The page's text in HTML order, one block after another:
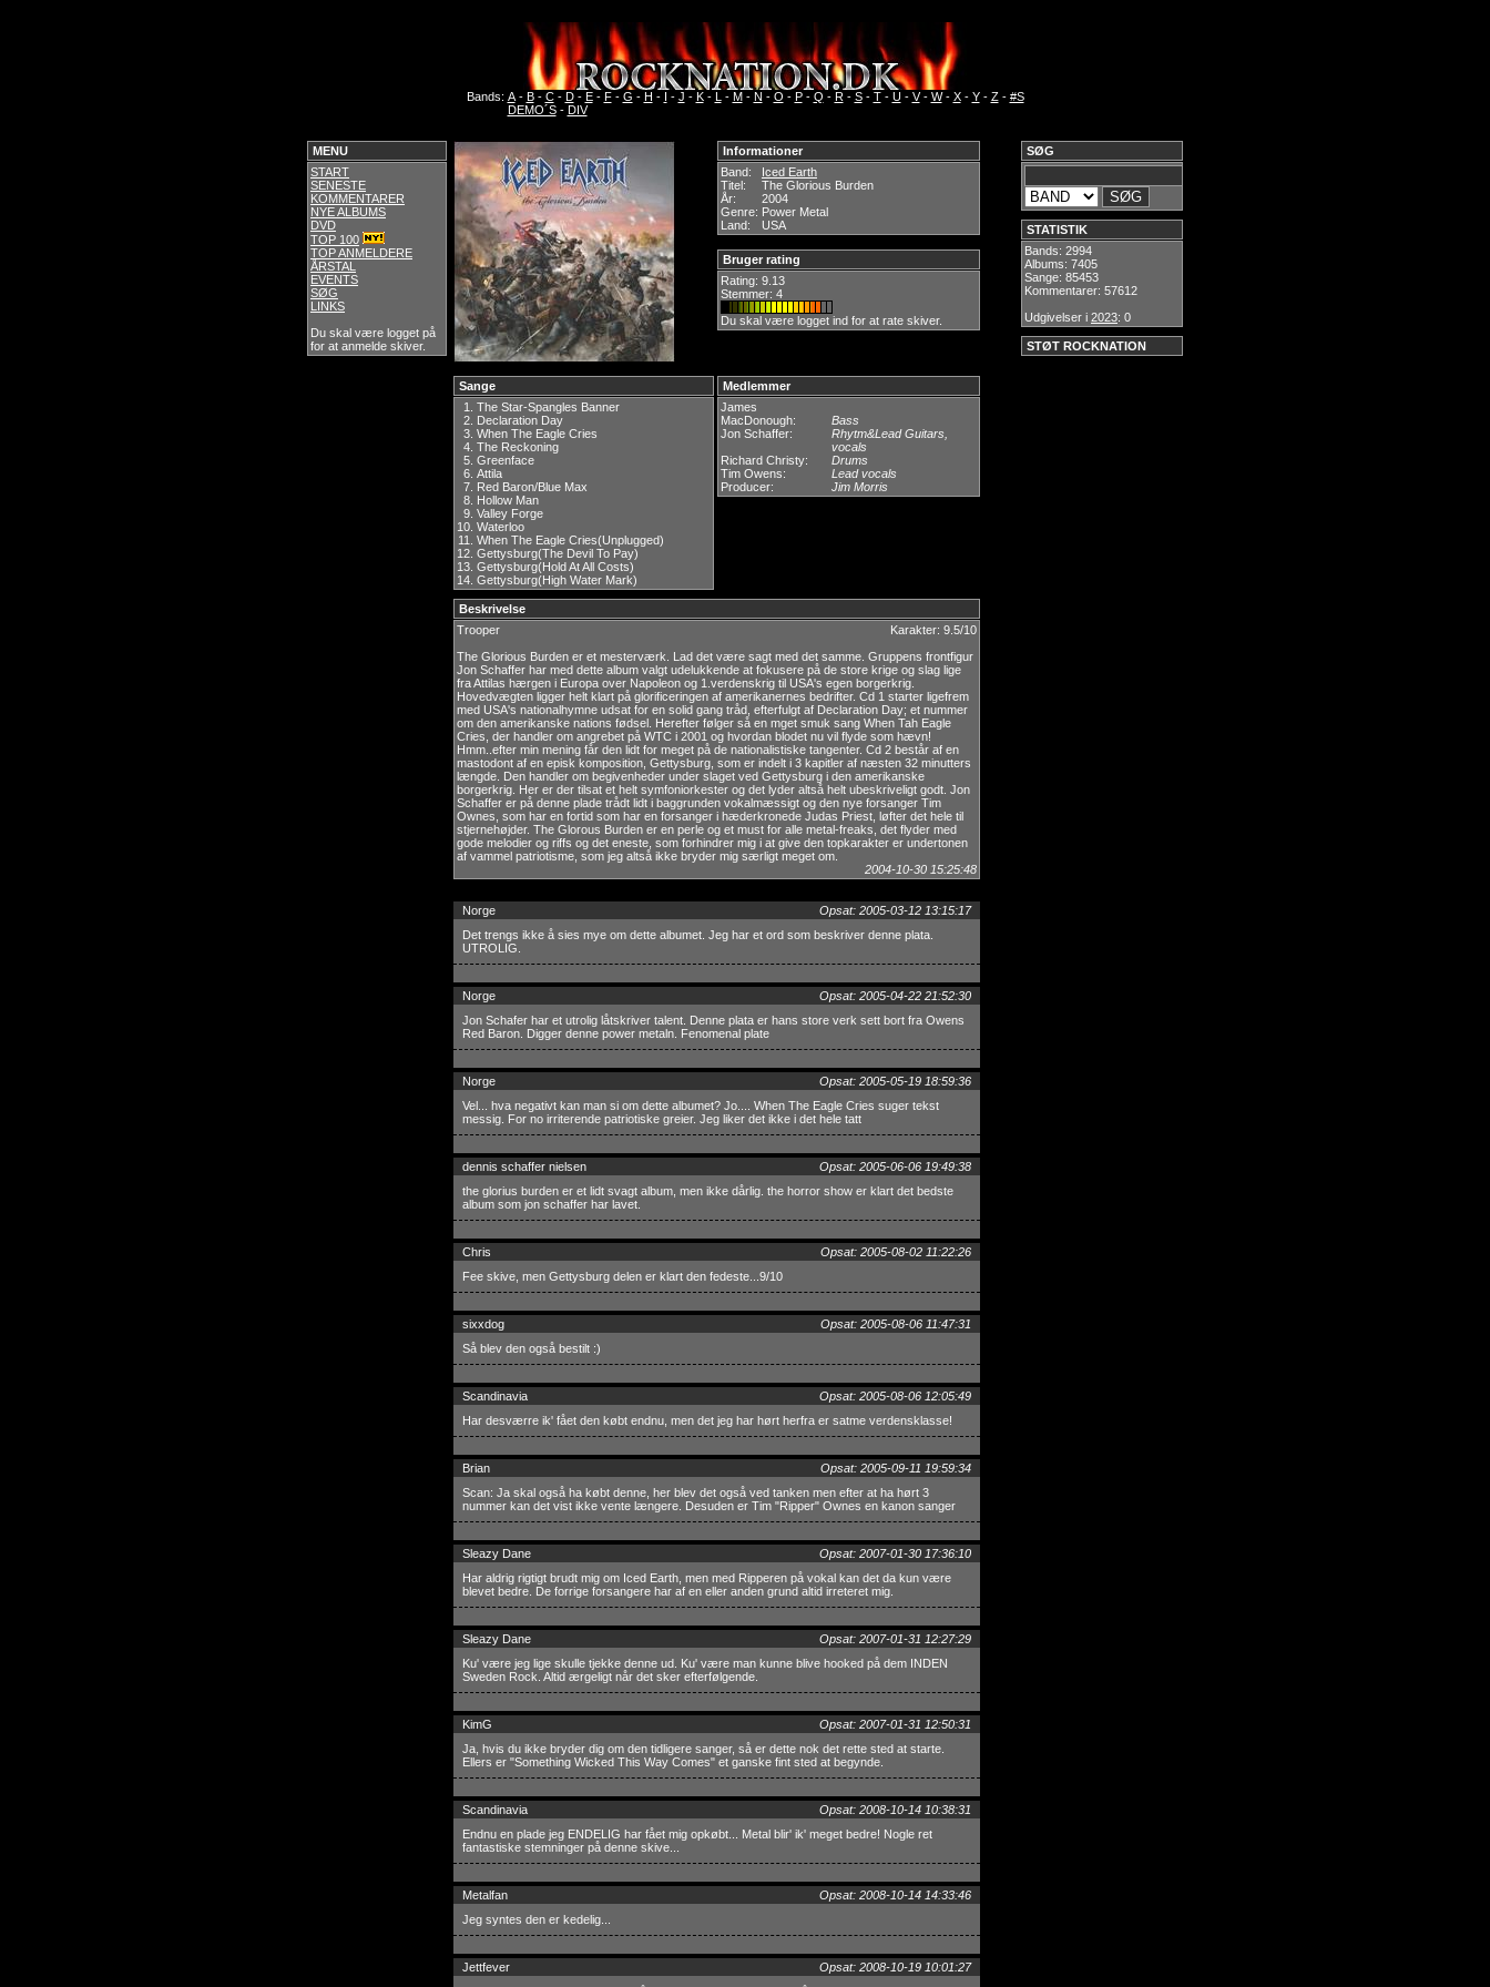
Bands: A- B- C- D- E- F- G - H - I - J - K- L - M- N - O - P- Q - R- S- T- U- V- W- X- Y- Z- #S
DEMO´S- DIV
MENU
START
SENESTE
KOMMENTARER
NYE ALBUMS
DVD
TOP 100
TOP ANMELDERE
ÅRSTAL
EVENTS
SØG
LINKS
Du skal være logget på
for at anmelde skiver.
SØG
STATISTIK
Bands: 2994
Albums: 7405
Sange: 85453
Kommentarer: 57612
Udgivelser i 2023: 0
STØT ROCKNATION
Informationer
Band:
Iced Earth
Titel:
The Glorious Burden
År:
2004
Genre: Power Metal
Land:
USA
Bruger rating
Rating: 9.13
Stemmer: 4
Du skal være logget ind for at rate skiver.
Sange
1. The Star-Spangles Banner
2. Declaration Day
3. When The Eagle Cries
4. The Reckoning
5. Greenface
6. Attila
7. Red Baron/Blue Max
8. Hollow Man
9. Valley Forge
10. Waterloo
11. When The Eagle Cries(Unplugged)
12. Gettysburg(The Devil To Pay)
13. Gettysburg(Hold At All Costs)
14. Gettysburg(High Water Mark)
Medlemmer
James
MacDonough:
Bass
Jon Schaffer:
Rhytm&Lead Guitars,
vocals
Richard Christy:
Drums
Tim Owens:
Lead vocals
Producer:
Jim Morris
Beskrivelse
Trooper
Karakter: 9.5/10
The Glorious Burden er et mesterværk. Lad det være sagt med det samme. Gruppens frontfigur
Jon Schaffer har med dette album valgt udelukkende at fokusere på de store krige og slag lige
fra Attilas hærgen i Europa over Napoleon og 1.verdenskrig til USA's egen borgerkrig.
Hovedvægten ligger helt klart på glorificeringen af amerikanernes bedrifter. Cd 1 starter ligefrem
med USA's nationalhymne udsat for en solid gang tråd, efterfulgt af Declaration Day; et nummer
om den amerikanske nations fødsel. Herefter følger så en mget smuk sang When Tah Eagle
Cries, der handler om angrebet på WTC i 2001 og hvordan blodet nu vil flyde som hævn!
Hmm..efter min mening får den lidt for meget på de nationalistiske tangenter. Cd 2 består af en
mastodont af en episk komposition, Gettysburg, som er indelt i 3 kapitler af næsten 32 minutters
længde. Den handler om begivenheder under slaget ved Gettysburg i den amerikanske
borgerkrig. Her er der tilsat et helt symfoniorkester og det lyder altså helt ubeskriveligt godt. Jon
Schaffer er på denne plade trådt lidt i baggrunden vokalmæssigt og den nye forsanger Tim
Ownes, som har en fortid som har en forsanger i hæderkronede Judas Priest, løfter det hele til
stjernehøjder. The Glorous Burden er en perle og et must for alle metal-freaks, det flyder med
gode melodier og riffs og det eneste, som forhindrer mig i at give den topkarakter er undertonen
af vammel patriotisme, som jeg altså ikke bryder mig særligt meget om.
2004-10-30 15:25:48
Norge
Opsat: 2005-03-12 13:15:17
Det trengs ikke å sies mye om dette albumet. Jeg har et ord som beskriver denne plata.
UTROLIG.
Norge
Opsat: 2005-04-22 21:52:30
Jon Schafer har et utrolig låtskriver talent. Denne plata er hans store verk sett bort fra Owens
Red Baron. Digger denne power metaln. Fenomenal plate
Norge
Opsat: 2005-05-19 18:59:36
Vel... hva negativt kan man si om dette albumet? Jo.... When The Eagle Cries suger tekst
messig. For no irriterende patriotiske greier. Jeg liker det ikke i det hele tatt
dennis schaffer nielsen
Opsat: 2005-06-06 19:49:38
the glorius burden er et lidt svagt album, men ikke dårlig. the horror show er klart det bedste
album som jon schaffer har lavet.
Chris
Opsat: 2005-08-02 11:22:26
Fee skive, men Gettysburg delen er klart den fedeste...9/10
sixxdog
Opsat: 2005-08-06 11:47:31
Så blev den også bestilt :)
Scandinavia
Opsat: 2005-08-06 12:05:49
Har desværre ik' fået den købt endnu, men det jeg har hørt herfra er satme verdensklasse!
Brian
Opsat: 2005-09-11 19:59:34
Scan: Ja skal også ha købt denne, her blev det også ved tanken men efter at ha hørt 3
nummer kan det vist ikke vente længere. Desuden er Tim "Ripper" Ownes en kanon sanger
Sleazy Dane
Opsat: 2007-01-30 17:36:10
Har aldrig rigtigt brudt mig om Iced Earth, men med Ripperen på vokal kan det da kun være
blevet bedre. De forrige forsangere har af en eller anden grund altid irreteret mig.
Sleazy Dane
Opsat: 2007-01-31 12:27:29
Ku' være jeg lige skulle tjekke denne ud. Ku' være man kunne blive hooked på dem INDEN
Sweden Rock. Altid ærgeligt når det sker efterfølgende.
KimG
Opsat: 2007-01-31 12:50:31
Ja, hvis du ikke bryder dig om den tidligere sanger, så er dette nok det rette sted at starte.
Ellers er "Something Wicked This Way Comes" et ganske fint sted at begynde.
Scandinavia
Opsat: 2008-10-14 10:38:31
Endnu en plade jeg ENDELIG har fået mig opkøbt... Metal blir' ik' meget bedre! Nogle ret
fantastiske stemninger på denne skive...
Metalfan
Opsat: 2008-10-14 14:33:46
Jeg syntes den er kedelig...
Jettfever
Opsat: 2008-10-19 10:01:27